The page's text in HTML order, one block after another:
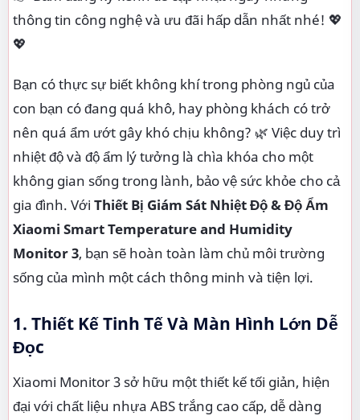
thông tin công nghệ và ưu đãi hấp dẫn nhất nhé! 💖
💖
Bạn có thực sự biết không khí trong phòng ngủ của
con bạn có đang quá khô, hay phòng khách có trở
nên quá ẩm ướt gây khó chịu không? 🌿 Việc duy trì
nhiệt độ và độ ẩm lý tưởng là chìa khóa cho một
không gian sống trong lành, bảo vệ sức khỏe cho cả
gia đình. Với Thiết Bị Giám Sát Nhiệt Độ & Độ Ẩm
Xiaomi Smart Temperature and Humidity
Monitor 3, bạn sẽ hoàn toàn làm chủ môi trường
sống của mình một cách thông minh và tiện lợi.
1. Thiết Kế Tinh Tế Và Màn Hình Lớn Dễ
Đọc
Xiaomi Monitor 3 sở hữu một thiết kế tối giản, hiện
đại với chất liệu nhựa ABS trắng cao cấp, dễ dàng